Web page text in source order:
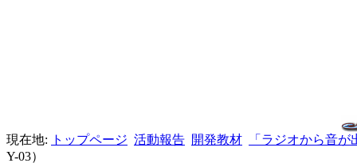
現在地: トップページ 活動報告 開発教材
「ラジオから音
Y-03）